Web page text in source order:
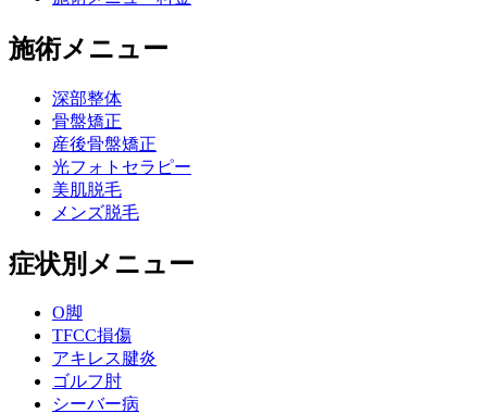
施術メニュー
深部整体
骨盤矯正
産後骨盤矯正
光フォトセラピー
美肌脱毛
メンズ脱毛
症状別メニュー
O脚
TFCC損傷
アキレス腱炎
ゴルフ肘
シーバー病